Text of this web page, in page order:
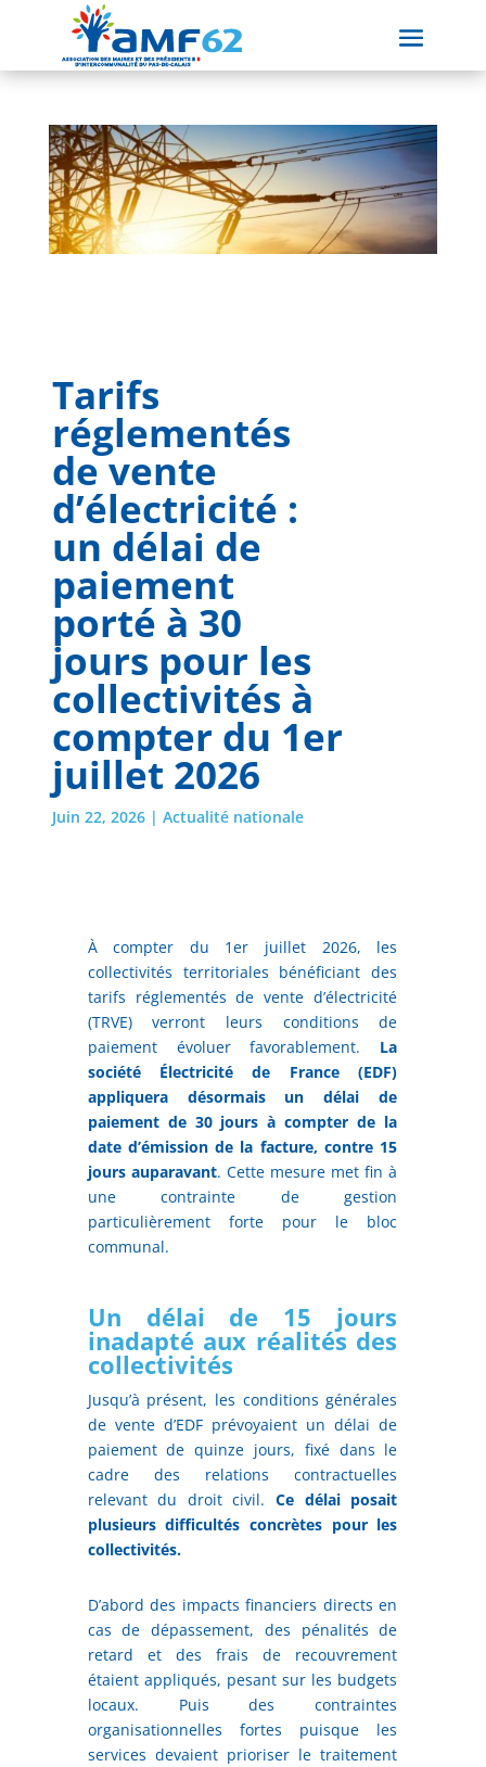
Tarifs
réglementés
de vente
d’électricité :
un délai de
paiement
porté à 30
jours pour les
collectivités à
compter du 1er
juillet 2026
Juin 22, 2026| Actualité nationale
À compter du 1er juillet 2026, les
collectivités territoriales bénéficiant des
tarifs réglementés de vente d’électricité
(TRVE) verront leurs conditions de
paiement évoluer favorablement. La
société Électricité de France (EDF)
appliquera désormais un délai de
paiement de 30 jours à compter de la
date d’émission de la facture, contre 15
jours auparavant. Cette mesure met fin à
une contrainte de gestion
particulièrement forte pour le bloc
communal.
Un délai de 15 jours
inadapté aux réalités des
collectivités
Jusqu’à présent, les conditions générales
de vente d’EDF prévoyaient un délai de
paiement de quinze jours, fixé dans le
cadre des relations contractuelles
relevant du droit civil.Ce délai posait
plusieurs difficultés concrètes pour les
collectivités.
D’abord des impacts financiers directs en
cas de dépassement, des pénalités de
retard et des frais de recouvrement
étaient appliqués, pesant sur les budgets
locaux. Puis des contraintes
organisationnelles fortes puisque les
services devaient prioriser le traitement